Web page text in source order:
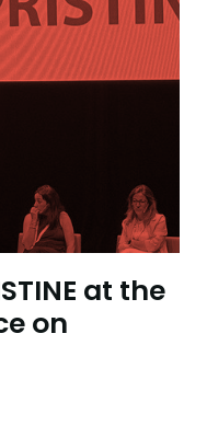
at the
on